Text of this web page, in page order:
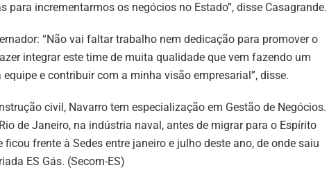
para incrementarmos os negócios no Estado”, disse Casagrande.
“Não vai faltar trabalho nem dedicação para promover o
integrar este time de muita qualidade que vem fazendo um
e contribuir com a minha visão empresarial”, disse.
civil, Navarro tem especialização em Gestão de Negócios.
de Janeiro, na indústria naval, antes de migrar para o Espírito
ficou frente à Sedes entre janeiro e julho deste ano, de onde saiu
ES Gás. (Secom-ES)